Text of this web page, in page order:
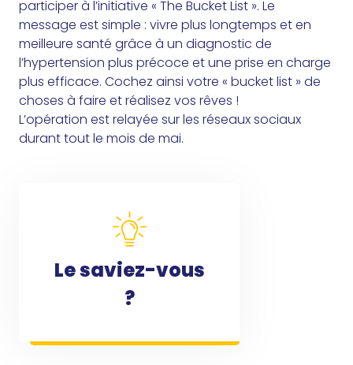
participer à l’initiative « The Bucket List ». Le
message est simple : vivre plus longtemps et en
meilleure santé grâce à un diagnostic de
l’hypertension plus précoce et une prise en charge
plus efficace. Cochez ainsi votre « bucket list » de
choses à faire et réalisez vos rêves !
L’opération est relayée sur les réseaux sociaux
durant tout le mois de mai.
Le saviez-vous
?